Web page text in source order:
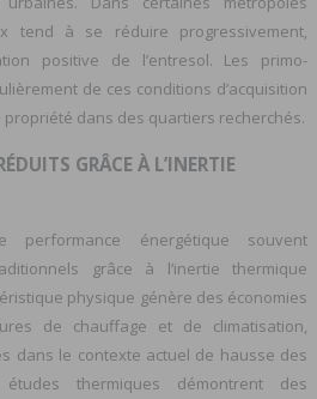
tend à se réduire progressivement,
positive de l’entresol. Les primo-
de ces conditions d’acquisition
dans des quartiers recherchés.
GRÂCE À L’INERTIE
performance énergétique souvent
grâce à l’inertie thermique
physique génère des économies
de chauffage et de climatisation,
dans le contexte actuel de hausse des
thermiques démontrent des